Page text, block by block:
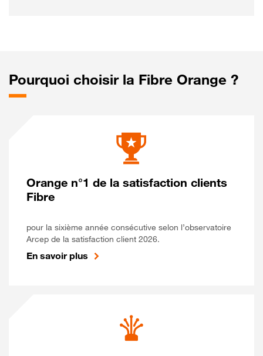
Pourquoi choisir la Fibre Orange ?
Orange n°1 de la satisfaction clients
Fibre
pour la sixième année consécutive selon l’observatoire
Arcep de la satisfaction client 2026.
En savoir plus